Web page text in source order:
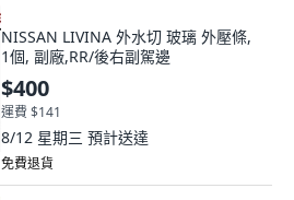
NISSAN LIVINA 外水切 玻璃 外壓條,
1個, 副廠,RR/後右副駕邊
$400
運費 $141
8/12 星期三 預計送達
免費退貨